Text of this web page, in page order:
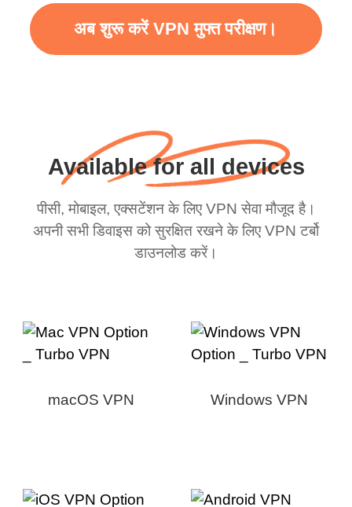
अब शुरू करें VPN मुफ्त परीक्षण।
Available for all devices
पीसी, मोबाइल, एक्सटेंशन के लिए VPN सेवा मौजूद है।
अपनी सभी डिवाइस को सुरक्षित रखने के लिए VPN टर्बो
डाउनलोड करें।
macOS VPN Windows VPN